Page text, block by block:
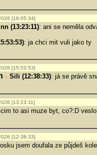
[16:05:34]
(13:23:11): ani se neměla
: ja chci mit vuli jako ty
[15:53:53]
» Sili (12:38:33): já se právě
[13:23:11]
cim to asi muze byt, co?:D
[12:38:33]
jsem doufala ze půjdeš